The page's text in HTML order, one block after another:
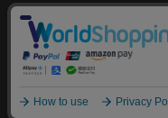
Copyright ©